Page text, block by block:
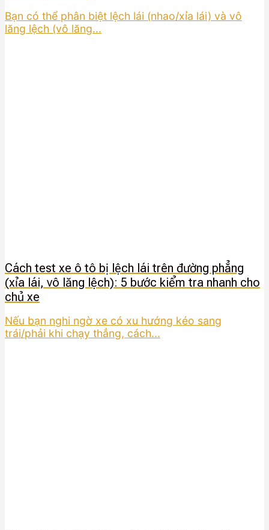
Bạn có thể phân biệt lệch lái (nhao/xỉa lái) và vô
lăng lệch (vô lăng...
Cách test xe ô tô bị lệch lái trên đường phẳng
(xỉa lái, vô lăng lệch): 5 bước kiểm tra nhanh cho
chủ xe
Nếu bạn nghi ngờ xe có xu hướng kéo sang
trái/phải khi chạy thẳng, cách...